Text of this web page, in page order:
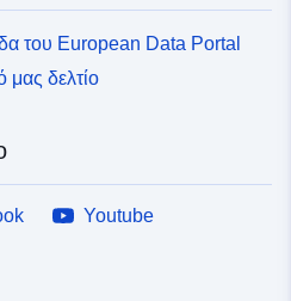
του European Data Portal
μας δελτίο
Youtube